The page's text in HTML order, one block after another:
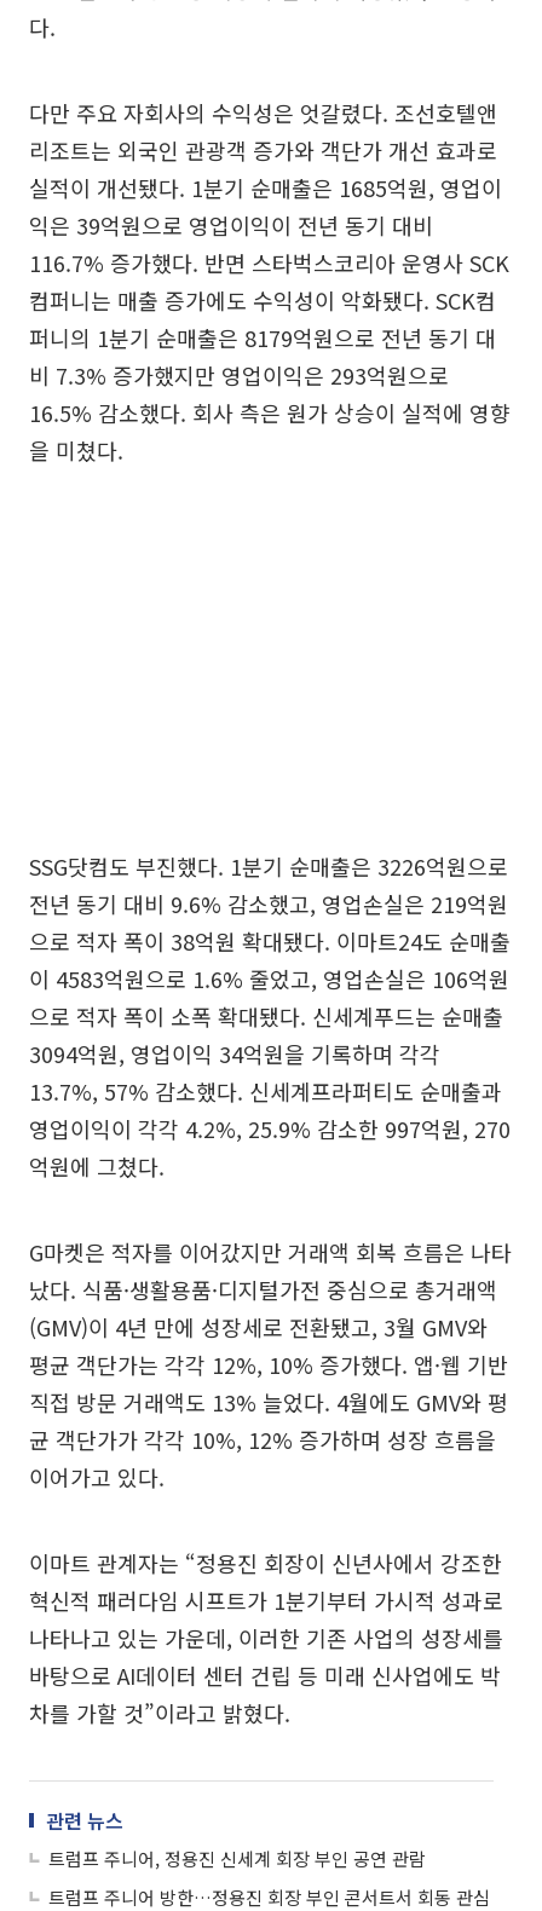
다.
다만 주요 자회사의 수익성은 엇갈렸다. 조선호텔앤
리조트는 외국인 관광객 증가와 객단가 개선 효과로
실적이 개선됐다. 1분기 순매출은 1685억원, 영업이
익은 39억원으로 영업이익이 전년 동기 대비
116.7% 증가했다. 반면 스타벅스코리아 운영사 SCK
컴퍼니는 매출 증가에도 수익성이 악화됐다. SCK컴
퍼니의 1분기 순매출은 8179억원으로 전년 동기 대
비 7.3% 증가했지만 영업이익은 293억원으로
16.5% 감소했다. 회사 측은 원가 상승이 실적에 영향
을 미쳤다.
SSG닷컴도 부진했다. 1분기 순매출은 3226억원으로
전년 동기 대비 9.6% 감소했고, 영업손실은 219억원
으로 적자 폭이 38억원 확대됐다. 이마트24도 순매출
이 4583억원으로 1.6% 줄었고, 영업손실은 106억원
으로 적자 폭이 소폭 확대됐다. 신세계푸드는 순매출
3094억원, 영업이익 34억원을 기록하며 각각
13.7%, 57% 감소했다. 신세계프라퍼티도 순매출과
영업이익이 각각 4.2%, 25.9% 감소한 997억원, 270
억원에 그쳤다.
G마켓은 적자를 이어갔지만 거래액 회복 흐름은 나타
났다. 식품·생활용품·디지털가전 중심으로 총거래액
(GMV)이 4년 만에 성장세로 전환됐고, 3월 GMV와
평균 객단가는 각각 12%, 10% 증가했다. 앱·웹 기반
직접 방문 거래액도 13% 늘었다. 4월에도 GMV와 평
균 객단가가 각각 10%, 12% 증가하며 성장 흐름을
이어가고 있다.
이마트 관계자는 “정용진 회장이 신년사에서 강조한
혁신적 패러다임 시프트가 1분기부터 가시적 성과로
나타나고 있는 가운데, 이러한 기존 사업의 성장세를
바탕으로 AI데이터 센터 건립 등 미래 신사업에도 박
차를 가할 것”이라고 밝혔다.
관련 뉴스
트럼프 주니어, 정용진 신세계 회장 부인 공연 관람
트럼프 주니어 방한…정용진 회장 부인 콘서트서 회동 관심